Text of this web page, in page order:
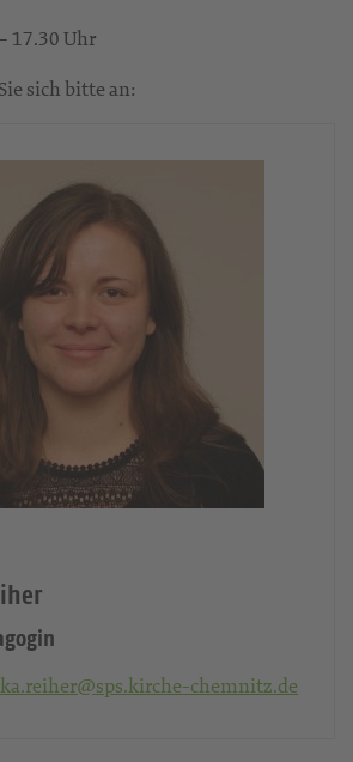
17.30 Uhr
sich bitte an:
chemnitz.de